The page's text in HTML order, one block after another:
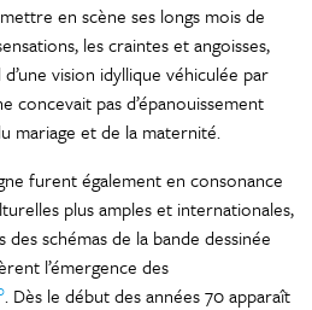
en scène ses longs mois de
les craintes et angoisses,
vision idyllique véhiculée par
concevait pas d’épanouissement
mariage et de la maternité.
furent également en consonance
plus amples et internationales,
schémas de la bande dessinée
l’émergence des
. Dès le début des années 70 apparaît